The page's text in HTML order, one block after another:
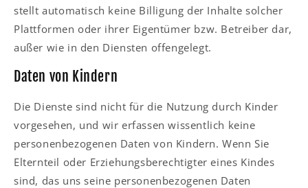
stellt automatisch keine Billigung der Inhalte solcher
Plattformen oder ihrer Eigentümer bzw. Betreiber dar,
außer wie in den Diensten offengelegt.
Daten von Kindern
Die Dienste sind nicht für die Nutzung durch Kinder
vorgesehen, und wir erfassen wissentlich keine
personenbezogenen Daten von Kindern. Wenn Sie
Elternteil oder Erziehungsberechtigter eines Kindes
sind, das uns seine personenbezogenen Daten